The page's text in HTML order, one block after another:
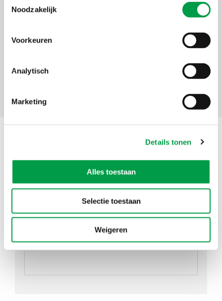
Noodzakelijk
Voorkeuren
Analytisch
Marketing
Details tonen
Alles toestaan
Selectie toestaan
Weigeren
Deelnameprijs
Initiatief
VAKlab | Bokrijk
Bokrijklaan 1
3600 Genk